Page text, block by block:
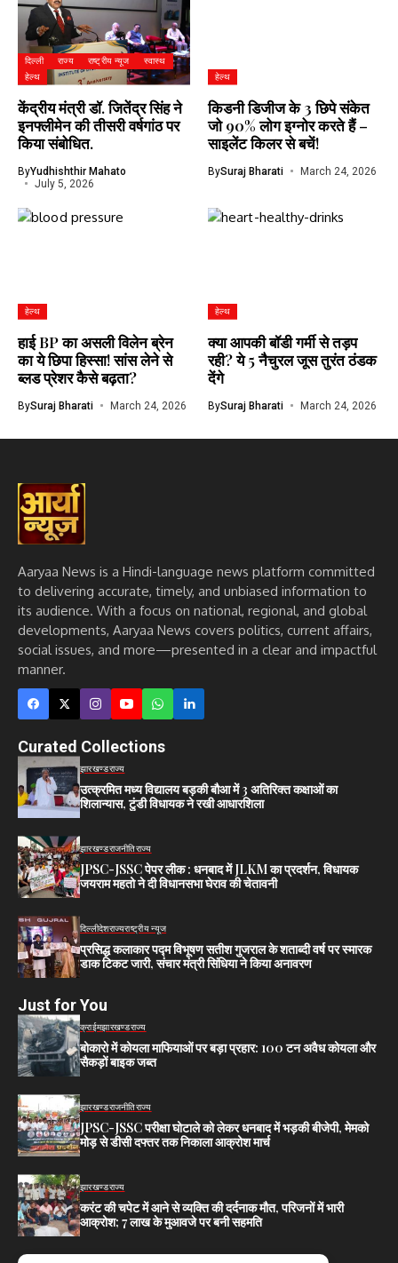
दिल्ली राज्य राष्ट्रीय न्यूज
स्वास्थ
हेल्थ
केंद्रीय मंत्री डॉ. जितेंद्र सिंह ने
इनफ्लीमेन की तीसरी वर्षगांठ पर
किया संबोधित.
ByYudhishthir Mahato
July 5, 2026
हेल्थ
किडनी डिजीज के 3 छिपे संकेत
जो 90% लोग इग्नोर करते हैं –
साइलेंट किलर से बचें!
BySuraj Bharati March 24, 2026
हेल्थ
हाई BP का असली विलेन ब्रेन
का ये छिपा हिस्सा! सांस लेने से
ब्लड प्रेशर कैसे बढ़ता?
BySuraj Bharati March 24, 2026
हेल्थ
क्या आपकी बॉडी गर्मी से तड़प
रही? ये 5 नैचुरल जूस तुरंत ठंडक
देंगे
BySuraj Bharati March 24, 2026
Aaryaa News is a Hindi-language news platform committed
to delivering accurate, timely, and unbiased information to
its audience. With a focus on national, regional, and global
developments, Aaryaa News covers politics, current affairs,
social issues, and more—presented in a clear and impactful
manner.
Curated Collections
झारखण्डराज्य
उत्क्रमित मध्य विद्यालय बड़की बौआ में 3 अतिरिक्त कक्षाओं का
शिलान्यास, टुंडी विधायक ने रखी आधारशिला
झारखण्डराजनीतिराज्य
JPSC-JSSC पेपर लीक : धनबाद में JLKM का प्रदर्शन, विधायक
जयराम महतो ने दी विधानसभा घेराव की चेतावनी
दिल्लीदेशराज्यराष्ट्रीय न्यूज
प्रसिद्ध कलाकार पद्म विभूषण सतीश गुजराल के शताब्दी वर्ष पर स्मारक
डाक टिकट जारी, संचार मंत्री सिंधिया ने किया अनावरण
Just for You
क्राईमझारखण्डराज्य
बोकारो में कोयला माफियाओं पर बड़ा प्रहार: 100 टन अवैध कोयला और
सैकड़ों बाइक जब्त
झारखण्डराजनीतिराज्य
JPSC-JSSC परीक्षा घोटाले को लेकर धनबाद में भड़की बीजेपी, मेमको
मोड़ से डीसी दफ्तर तक निकाला आक्रोश मार्च
झारखण्डराज्य
करंट की चपेट में आने से व्यक्ति की दर्दनाक मौत, परिजनों में भारी
आक्रोश; 7 लाख के मुआवजे पर बनी सहमति